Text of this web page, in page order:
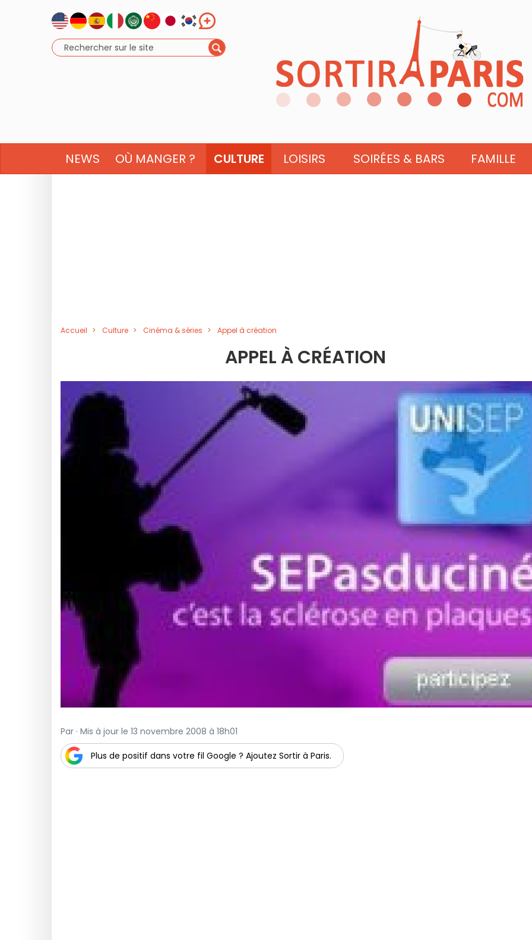
NEWS OÙ MANGER ? CULTURE LOISIRS SOIRÉES & BARS FAMILLE
Accueil Culture Cinéma & séries Appel à création
APPEL À CRÉATION
Par · Mis à jour le 13 novembre 2008 à 18h01
Plus de positif dans votre fil Google ? Ajoutez Sortir à Paris.